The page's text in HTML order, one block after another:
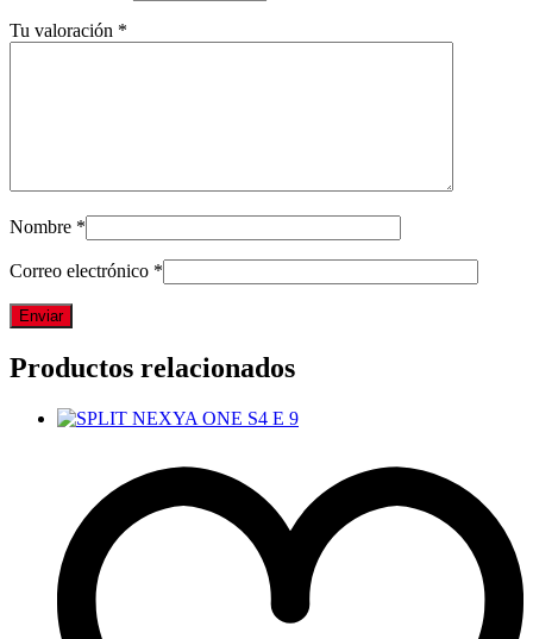
Tu valoración *
Nombre *
Correo electrónico *
Productos relacionados